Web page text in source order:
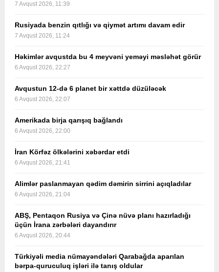
7 Avqust 2026, 11:39
Rusiyada benzin qıtlığı və qiymət artımı davam edir
7 Avqust 2026, 11:24
Həkimlər avqustda bu 4 meyvəni yeməyi məsləhət görür
6 Avqust 2026, 22:27
Avqustun 12-də 6 planet bir xəttdə düzüləcək
6 Avqust 2026, 22:07
Amerikada birja qarışıq bağlandı
6 Avqust 2026, 22:00
İran Körfəz ölkələrini xəbərdar etdi
6 Avqust 2026, 21:41
Alimlər paslanmayan qədim dəmirin sirrini açıqladılar
6 Avqust 2026, 21:04
ABŞ, Pentaqon Rusiya və Çinə nüvə planı hazırladığı
üçün İrana zərbələri dayandırır
6 Avqust 2026, 20:44
Türkiyəli media nümayəndələri Qarabağda aparılan
bərpa-quruculuq işləri ilə tanış oldular